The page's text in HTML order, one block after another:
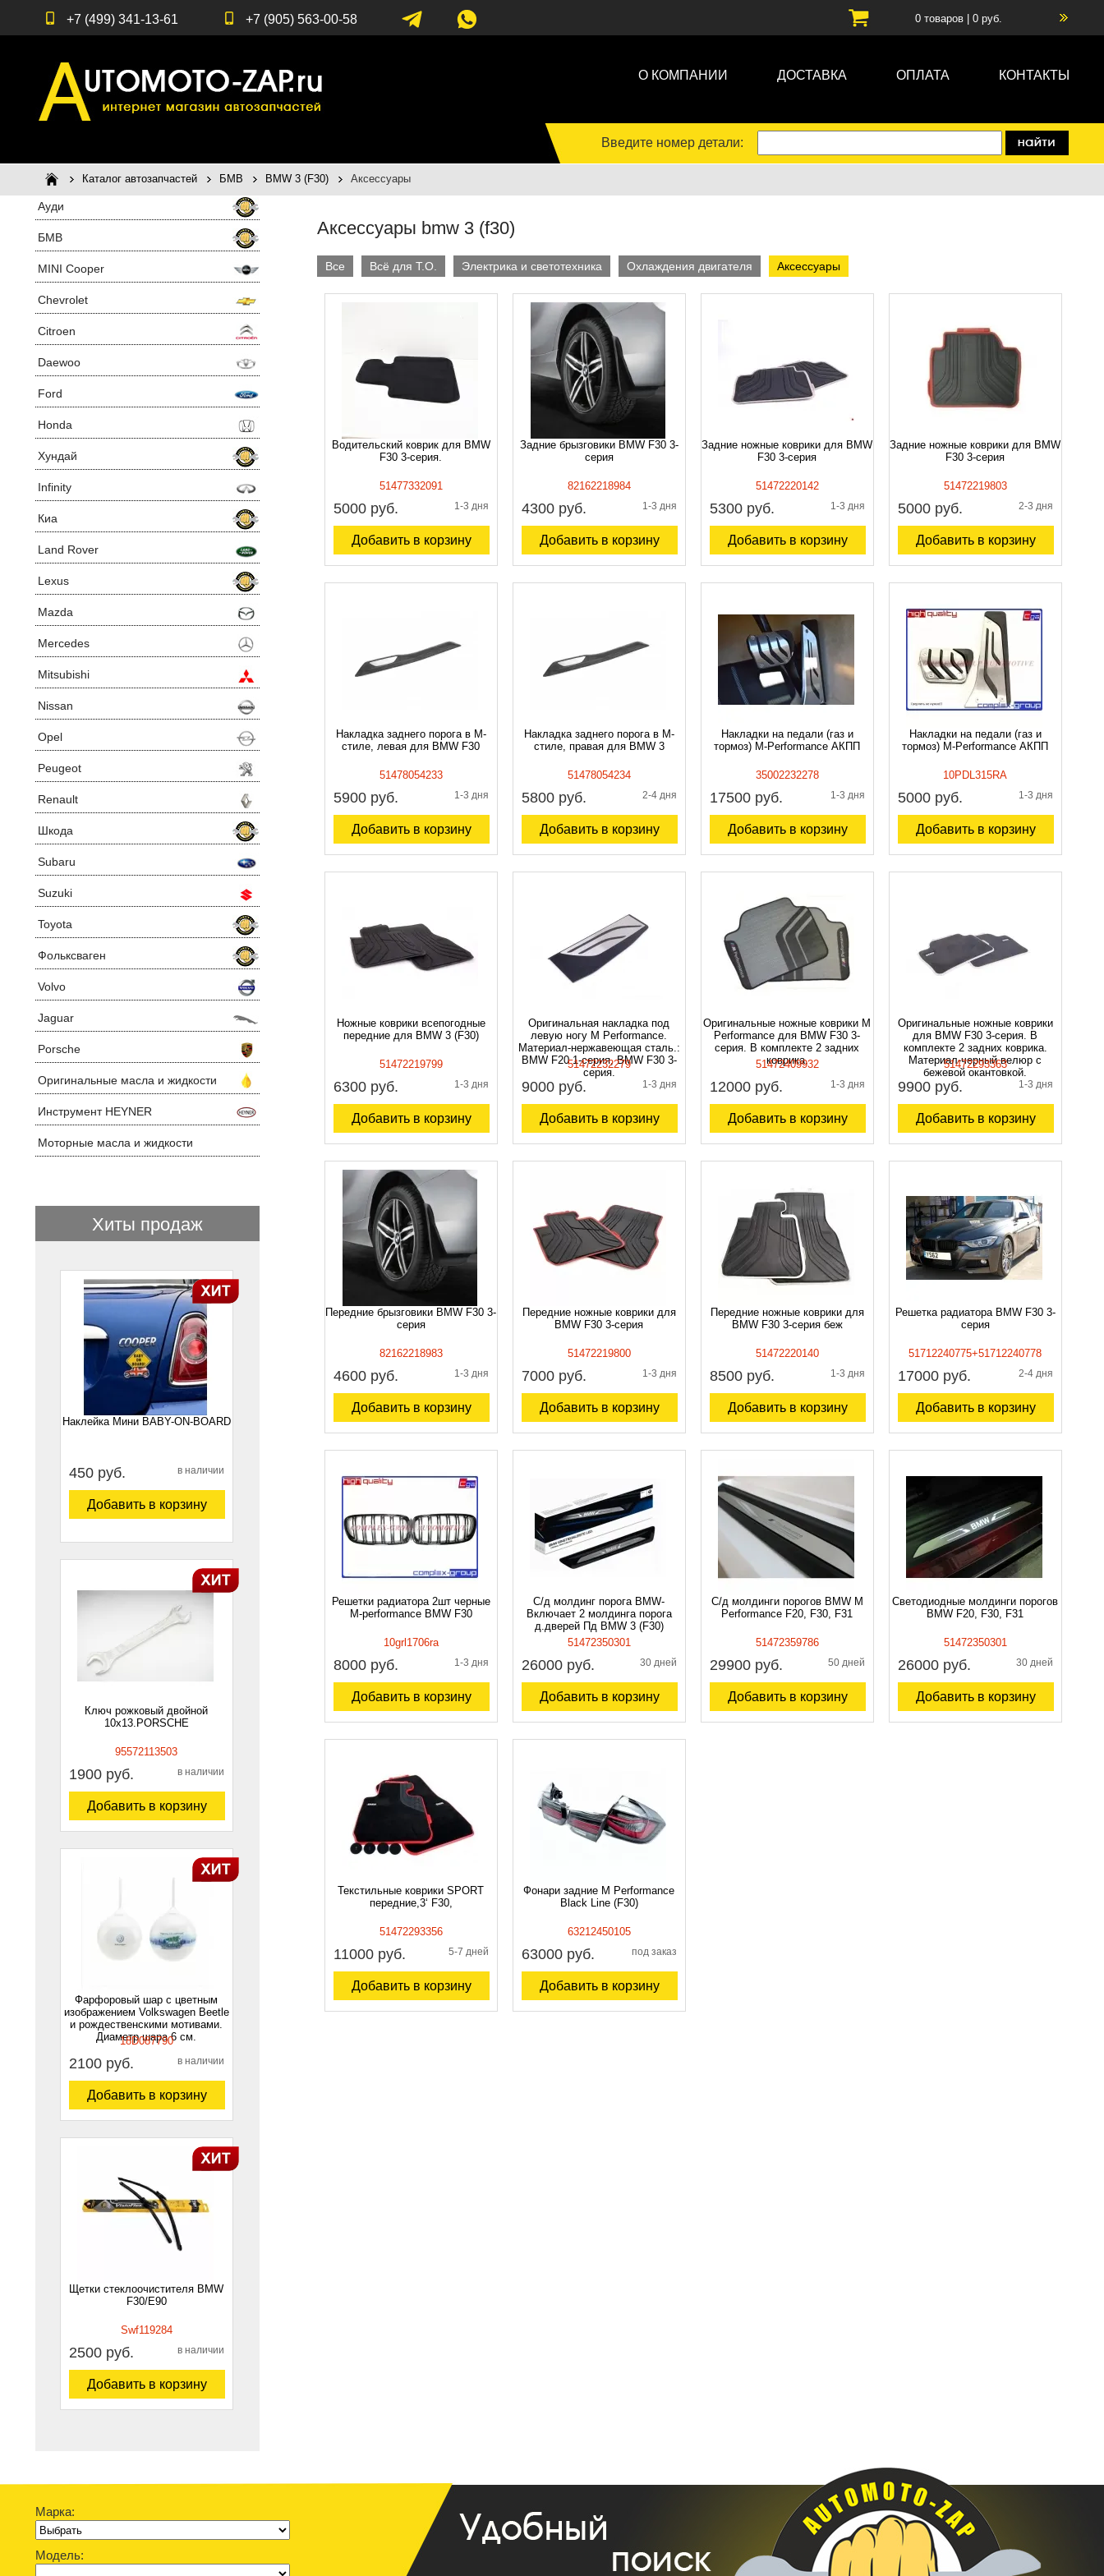
+7 (499) 341-13-61 +7 (905) 563-00-58 0товаров | 0руб.
О КОМПАНИИ ДОСТАВКА ОПЛАТА КОНТАКТЫ
Введите номер детали:
Каталог автозапчастей БМВ BMW 3 (F30) Аксессуары
Ауди
БМВ
MINI Cooper
Chevrolet
Citroen
Daewoo
Ford
Honda
Хундай
Infinity
Киа
Land Rover
Lexus
Mazda
Mercedes
Mitsubishi
Nissan
Opel
Peugeot
Renault
Шкода
Subaru
Suzuki
Toyota
Фольксваген
Volvo
Jaguar
Porsche
Оригинальные масла и жидкости
Инструмент HEYNER
Моторные масла и жидкости
Хиты продаж
Наклейка Мини BABY-ON-BOARD
1
450 руб. в наличии
Добавить в корзину
Ключ рожковый двойной
10х13.PORSCHE
95572113503
1900 руб. в наличии
Добавить в корзину
Фарфоровый шар с цветным
изображением Volkswagen Beetle
и рождественскими мотивами.
Диаметр шара 6 см.
18D087790
2100 руб. в наличии
Добавить в корзину
Щетки стеклоочистителя BMW
F30/E90
Swf119284
2500 руб. в наличии
Добавить в корзину
Аксессуары bmw 3 (f30)
Все Всё для Т.О. Электрика и светотехника Охлаждения двигателя Аксессуары
Водительский коврик для BMW
F30 3-серия.
51477332091
5000 руб. 1-3 дня
Добавить в корзину
Задние брызговики BMW F30 3-
серия
82162218984
4300 руб. 1-3 дня
Добавить в корзину
Задние ножные коврики для BMW
F30 3-серия
51472220142
5300 руб. 1-3 дня
Добавить в корзину
Задние ножные коврики для BMW
F30 3-серия
51472219803
5000 руб. 2-3 дня
Добавить в корзину
Накладка заднего порога в М-
стиле, левая для BMW F30
51478054233
5900 руб. 1-3 дня
Добавить в корзину
Накладка заднего порога в М-
стиле, правая для BMW 3
51478054234
5800 руб. 2-4 дня
Добавить в корзину
Накладки на педали (газ и
тормоз) M-Performance АКПП
35002232278
17500 руб. 1-3 дня
Добавить в корзину
Накладки на педали (газ и
тормоз) M-Performance АКПП
10PDL315RA
5000 руб. 1-3 дня
Добавить в корзину
Ножные коврики всепогодные
передние для BMW 3 (F30)
51472219799
6300 руб. 1-3 дня
Добавить в корзину
Оригинальная накладка под
левую ногу M Performance.
Материал-нержавеющая сталь.:
BMW F20 1-серия, BMW F30 3-
серия.
51472232279
9000 руб. 1-3 дня
Добавить в корзину
Оригинальные ножные коврики M
Performance для BMW F30 3-
серия. В комплекте 2 задних
коврика.
51472409932
12000 руб. 1-3 дня
Добавить в корзину
Оригинальные ножные коврики
для BMW F30 3-серия. В
комплекте 2 задних коврика.
Материал-черный велюр с
бежевой окантовкой.
51472293363
9900 руб. 1-3 дня
Добавить в корзину
Передние брызговики BMW F30 3-
серия
82162218983
4600 руб. 1-3 дня
Добавить в корзину
Передние ножные коврики для
BMW F30 3-серия
51472219800
7000 руб. 1-3 дня
Добавить в корзину
Передние ножные коврики для
BMW F30 3-серия беж
51472220140
8500 руб. 1-3 дня
Добавить в корзину
Решетка радиатора BMW F30 3-
серия
51712240775+51712240778
17000 руб. 2-4 дня
Добавить в корзину
Решетки радиатора 2шт черные
М-performance BMW F30
10grl1706ra
8000 руб. 1-3 дня
Добавить в корзину
С/д молдинг порога BMW-
Включает 2 молдинга порога
д.дверей Пд BMW 3 (F30)
51472350301
26000 руб. 30 дней
Добавить в корзину
С/д молдинги порогов BMW M
Performance F20, F30, F31
51472359786
29900 руб. 50 дней
Добавить в корзину
Светодиодные молдинги порогов
BMW F20, F30, F31
51472350301
26000 руб. 30 дней
Добавить в корзину
Текстильные коврики SPORT
передние,3‘ F30,
51472293356
11000 руб. 5-7 дней
Добавить в корзину
Фонари задние M Performance
Black Line (F30)
63212450105
63000 руб. под заказ
Добавить в корзину
Марка:
Модель: